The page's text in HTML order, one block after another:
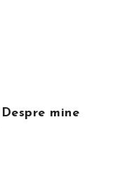
Despre mine